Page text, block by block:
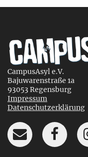
CampusAsyl e.V.
Bajuwarenstraße 1a
93053 Regensburg
Impressum
Datenschutzerklärung